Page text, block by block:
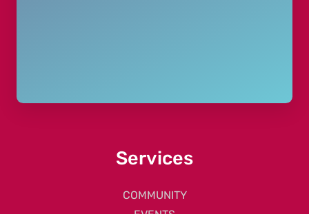
Services
COMMUNITY